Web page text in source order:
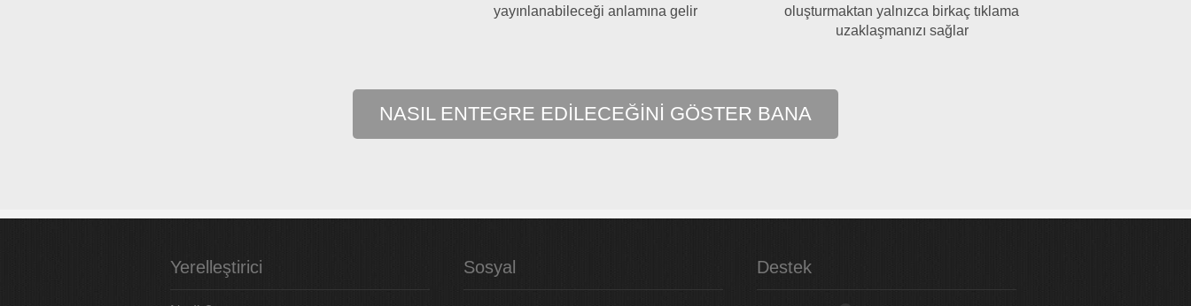
yayınlanabileceği anlamına gelir
oluşturmaktan yalnızca birkaç tıklama
uzaklaşmanızı sağlar
NASIL ENTEGRE EDILECEĞINI GÖSTER BANA
Yerelleştirici Sosyal Destek